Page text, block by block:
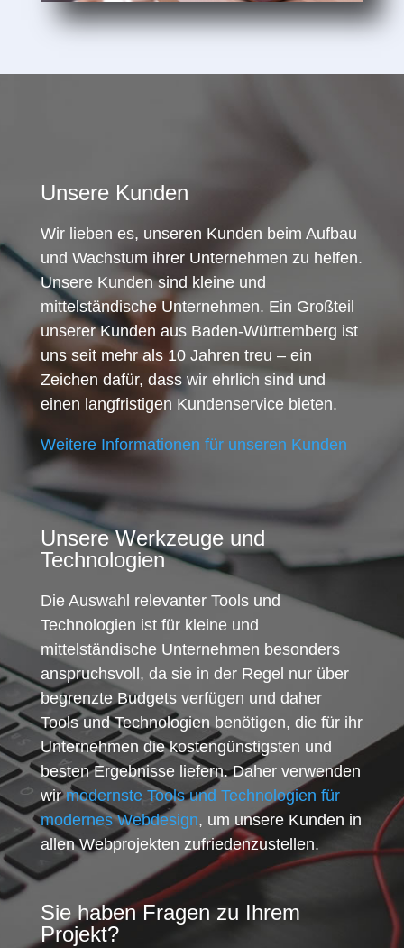
Unsere Kunden
Wir lieben es, unseren Kunden beim Aufbau
und Wachstum ihrer Unternehmen zu helfen.
Unsere Kunden sind kleine und
mittelständische Unternehmen. Ein Großteil
unserer Kunden aus Baden-Württemberg ist
uns seit mehr als 10 Jahren treu – ein
Zeichen dafür, dass wir ehrlich sind und
einen langfristigen Kundenservice bieten.
Weitere Informationen für unseren Kunden
Unsere Werkzeuge und
Technologien
Die Auswahl relevanter Tools und
Technologien ist für kleine und
mittelständische Unternehmen besonders
anspruchsvoll, da sie in der Regel nur über
begrenzte Budgets verfügen und daher
Tools und Technologien benötigen, die für ihr
Unternehmen die kostengünstigsten und
besten Ergebnisse liefern. Daher verwenden
wirmodernste Tools und Technologien für
modernes Webdesign, um unsere Kunden in
allen Webprojekten zufriedenzustellen.
Sie haben Fragen zu Ihrem
Projekt?